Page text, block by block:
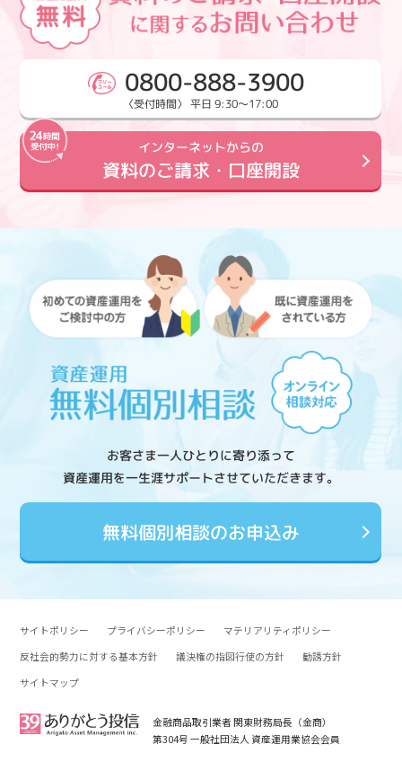
0800-888-3900
〈受付時間〉 平日 9:30～17:00
インターネットからの
資料のご請求・口座開設
お客さま一人ひとりに寄り添って
資産運用を一生涯サポートさせていただきます。
無料個別相談のお申込み
サイトポリシー プライバシーポリシー
マテリアリティポリシー
反社会的勢力に対する基本方針
議決権の指図行使の方針
勧誘方針
サイトマップ
金融商品取引業者 関東財務局長（金商）
第304号 一般社団法人 資産運用業協会会員